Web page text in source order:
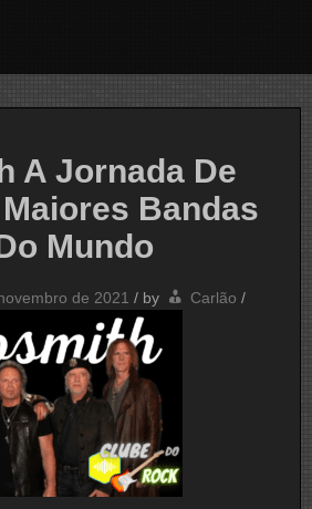
A Jornada De
Bandas
Mundo
de 2021 / by Carlão /